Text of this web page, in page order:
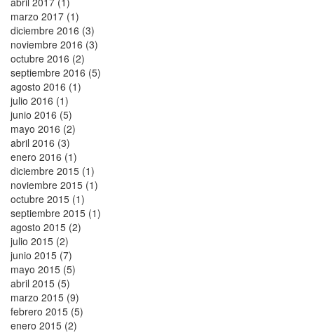
marzo 2017 (1)
diciembre 2016 (3)
noviembre 2016 (3)
octubre 2016 (2)
septiembre 2016 (5)
agosto 2016 (1)
julio 2016 (1)
junio 2016 (5)
mayo 2016 (2)
abril 2016 (3)
enero 2016 (1)
diciembre 2015 (1)
noviembre 2015 (1)
octubre 2015 (1)
septiembre 2015 (1)
agosto 2015 (2)
julio 2015 (2)
junio 2015 (7)
mayo 2015 (5)
abril 2015 (5)
marzo 2015 (9)
febrero 2015 (5)
enero 2015 (2)